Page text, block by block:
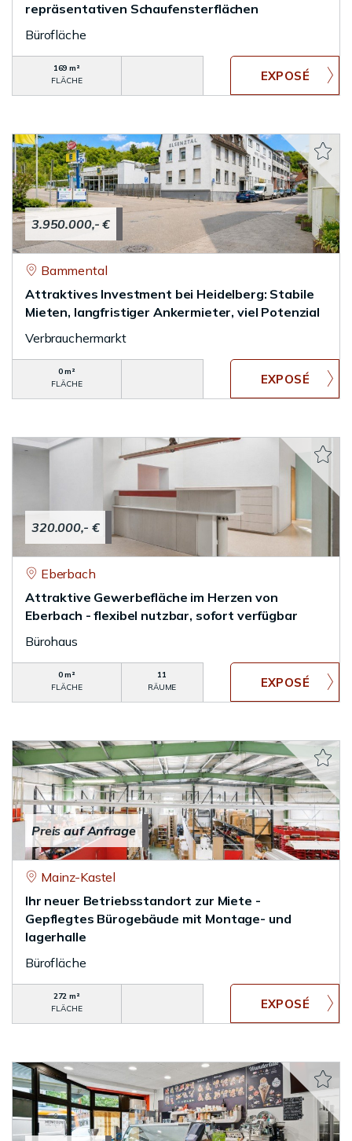
repräsentativen Schaufensterflächen
Bürofläche
169 m²
FLÄCHE
3.950.000,- €
Bammental
Attraktives Investment bei Heidelberg: Stabile
Mieten, langfristiger Ankermieter, viel Potenzial
Verbrauchermarkt
0 m²
FLÄCHE
320.000,- €
Eberbach
Attraktive Gewerbefläche im Herzen von
Eberbach - flexibel nutzbar, sofort verfügbar
Bürohaus
0 m²
FLÄCHE
11
RÄUME
Preis auf Anfrage
Mainz-Kastel
Ihr neuer Betriebsstandort zur Miete -
Gepflegtes Bürogebäude mit Montage- und
lagerhalle
Bürofläche
272 m²
FLÄCHE